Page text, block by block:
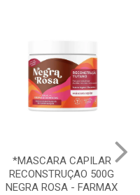
*MASCARA CAPILAR
RECONSTRUÇAO 500G
NEGRA ROSA - FARMAX